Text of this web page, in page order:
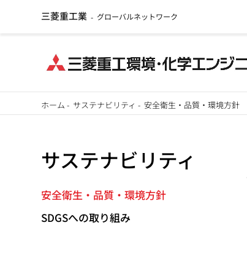
イ
三菱重工業 - グローバルネットワーク
ホーム - サステナビリティ -安全衛生・品質・環境方針
サステナビリティ
安全衛生・品質・環境方針
SDGSへの取り組み